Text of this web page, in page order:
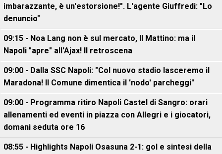
imbarazzante, è un'estorsione!". L'agente Giuffredi: "Lo
denuncio"
09:15 - Noa Lang non è sul mercato, Il Mattino: ma il
Napoli "apre" all'Ajax! Il retroscena
09:00 - Dalla SSC Napoli: "Col nuovo stadio lasceremo il
Maradona! Il Comune dimentica il 'nodo' parcheggi"
09:00 - Programma ritiro Napoli Castel di Sangro: orari
allenamenti ed eventi in piazza con Allegri e i giocatori,
domani seduta ore 16
08:55 - Highlights Napoli Osasuna 2-1: gol e sintesi della